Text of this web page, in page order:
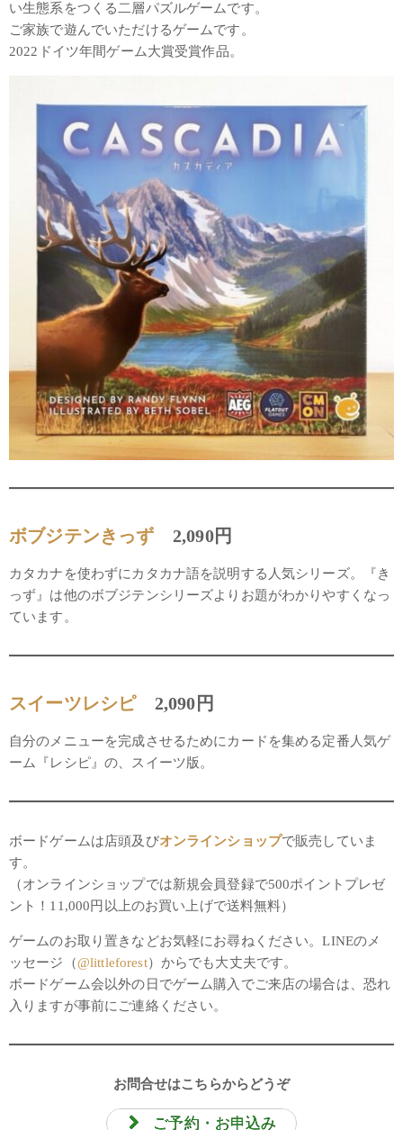
い生態系をつくる二層パズルゲームです。
ご家族で遊んでいただけるゲームです。
2022ドイツ年間ゲーム大賞受賞作品。
ボブジテンきっず 2,090円
カタカナを使わずにカタカナ語を説明する人気シリーズ。『き
っず』は他のボブジテンシリーズよりお題がわかりやすくなっ
ています。
スイーツレシピ2,090円
自分のメニューを完成させるためにカードを集める定番人気ゲ
ーム『レシピ』の、スイーツ版。
ボードゲームは店頭及びオンラインショップで販売していま
す。
（オンラインショップでは新規会員登録で500ポイントプレゼ
ント！11,000円以上のお買い上げで送料無料）
ゲームのお取り置きなどお気軽にお尋ねください。LINEのメ
ッセージ（@littleforest）からでも大丈夫です。
ボードゲーム会以外の日でゲーム購入でご来店の場合は、恐れ
入りますが事前にご連絡ください。
お問合せはこちらからどうぞ
ご予約・お申込み